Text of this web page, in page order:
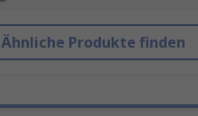
Ähnliche Produkte finden